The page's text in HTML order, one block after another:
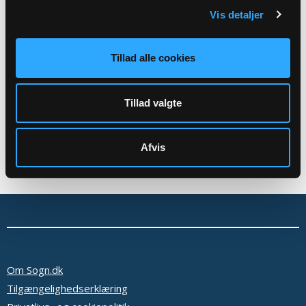
Vis detaljer
Tillad alle cookies
Tillad valgte
Afvis
Om Sogn.dk
Tilgængelighedserklæring